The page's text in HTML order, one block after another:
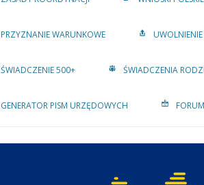
PRZYZNANIE WARUNKOWE
ŚWIADCZENIE 500+ ŚWIADCZENIA
GENERATOR PISM URZĘDOWYCH FORUM